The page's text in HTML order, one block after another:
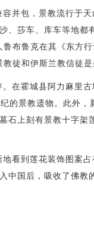
并包，景教流行于
、莎车、库车等地
布鲁克在其《东方
徒和伊斯兰教信徒
在霍城县阿力麻里
的景教遗物。此外
石上刻有景教十字
看到莲花装饰图案
中国后，吸收了佛